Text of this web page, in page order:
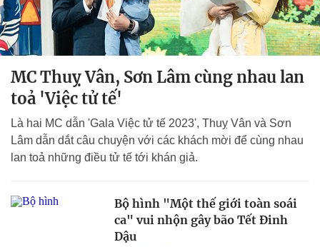
MC Thuỵ Vân, Sơn Lâm cùng nhau lan
toả 'Việc tử tế'
Là hai MC dẫn 'Gala Việc tử tế 2023', Thuỵ Vân và Sơn
Lâm dẫn dắt câu chuyện với các khách mời để cùng nhau
lan toả những điều tử tế tới khán giả.
Bộ hình "Một thế giới toàn soái
ca" vui nhộn gây bão Tết Đinh
Dậu